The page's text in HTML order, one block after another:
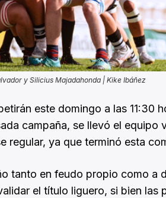
y Silicius Majadahonda | Kike Ibáñez
este domingo a las 11:30
campaña, se llevó el equipo
regular, ya que terminó esta
tanto en feudo propio como a
el título liguero, si bien las